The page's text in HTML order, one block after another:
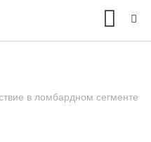
в ломбардном сегменте